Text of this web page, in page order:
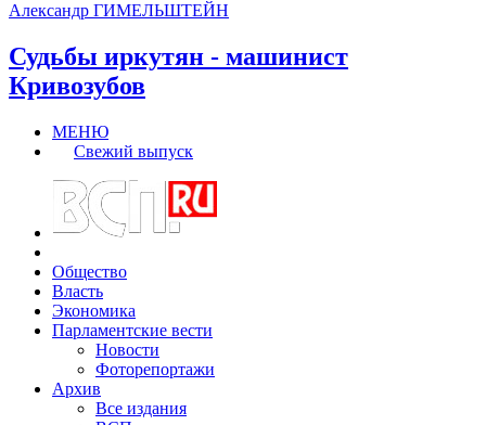
Александр ГИМЕЛЬШТЕЙН
Судьбы иркутян - машинист
Кривозубов
МЕНЮ
Свежий выпуск
Общество
Власть
Экономика
Парламентские вести
Новости
Фоторепортажи
Архив
Все издания